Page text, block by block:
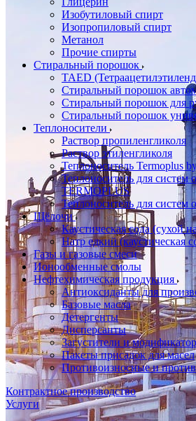
Изобутиловый спирт
Изопропиловый спирт
Метанол
Прочие спирты
Стиральный порошок
TAED
Стиральный порошок
Стиральный порошок для
Стиральный порошок
Теплоносители
Раствор пропиленгликоля
Раствор этиленгликоля
Теплоноситель Termoplus
Теплоноситель для систем
TERMOPLUS
Теплоноситель для
Щёлочи
Каустическая сода (сухой
Натр едкий (каустическая
Газы и газовые смеси
Ионообменные смолы
Нефтехимическая продукция
Антиоксиданты для
Базовые масла
Детергенты
Дисперсанты
Загустители и
Пакеты присадок для масел
Противоизносные и
Контрактное производство
Услуги